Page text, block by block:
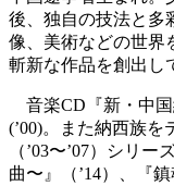
後、独自の技法と多
像、美術などの世界
斬新な作品を創出し
音楽CD 『新・中
(’00)。また納西族を
（’03〜’07）シリー
曲〜』（’14）、『